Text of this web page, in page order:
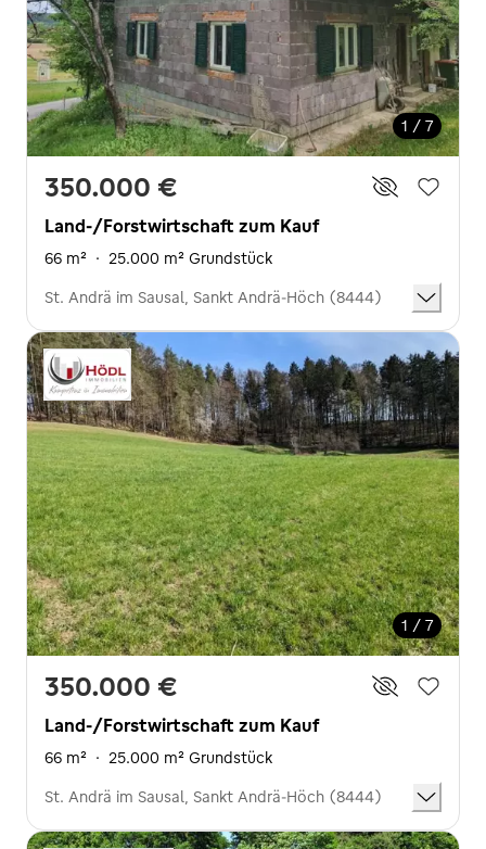
1 / 7
350.000 €
Land-/Forstwirtschaft zum Kauf
66 m² · 25.000 m² Grundstück
St. Andrä im Sausal, Sankt Andrä-Höch (8444)
1 / 7
350.000 €
Land-/Forstwirtschaft zum Kauf
66 m² · 25.000 m² Grundstück
St. Andrä im Sausal, Sankt Andrä-Höch (8444)